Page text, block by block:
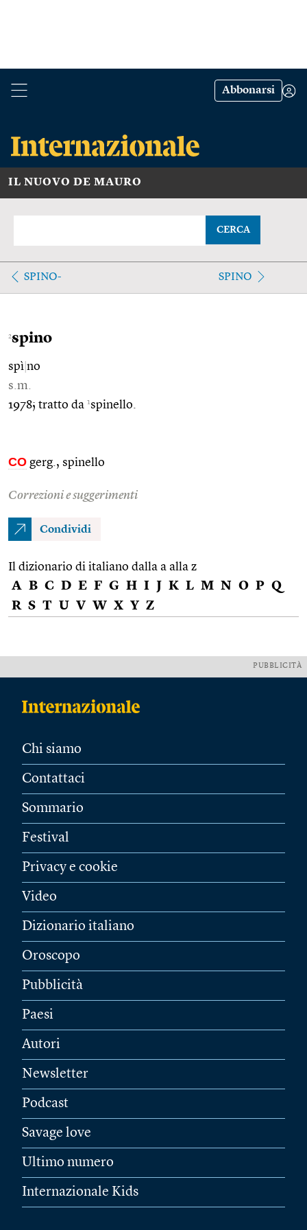
Abbonarsi
IL NUOVO DE MAURO
CERCA
SPINO- SPINO
2spino
spì no
s.m.
1978; tratto da 1spinello.
CO gerg., spinello
Correzioni e suggerimenti
Condividi
Il dizionario di italiano dalla a alla z
A B C D E F G H I J K L M N O P Q
R S T U V W X Y Z
PUBBLICITÀ
Chi siamo
Contattaci
Sommario
Festival
Privacy e cookie
Video
Dizionario italiano
Oroscopo
Pubblicità
Paesi
Autori
Newsletter
Podcast
Savage love
Ultimo numero
Internazionale Kids